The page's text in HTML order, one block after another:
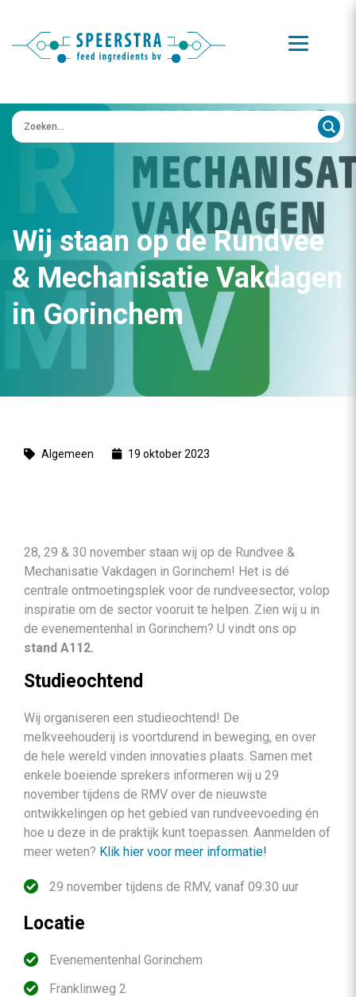
Zoeken op:
Wij staan op de Rundvee
& Mechanisatie Vakdagen
in Gorinchem
Algemeen 19 oktober 2023
28, 29 & 30 november staan wij op de Rundvee &
Mechanisatie Vakdagen in Gorinchem! Het is dé
centrale ontmoetingsplek voor de rundveesector, volop
inspiratie om de sector vooruit te helpen. Zien wij u in
de evenementenhal in Gorinchem? U vindt ons op
stand A112.
Studieochtend
Wij organiseren een studieochtend! De
melkveehouderij is voortdurend in beweging, en over
de hele wereld vinden innovaties plaats. Samen met
enkele boeiende sprekers informeren wij u 29
november tijdens de RMV over de nieuwste
ontwikkelingen op het gebied van rundveevoeding én
hoe u deze in de praktijk kunt toepassen. Aanmelden of
meer weten? Klik hier voor meer informatie!
29 november tijdens de RMV, vanaf 09:30 uur
Locatie
Evenementenhal Gorinchem
Franklinweg 2